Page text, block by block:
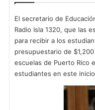
El secretario de
Radio Isla 1320, que las
para recibir a los
presupuestario de
escuelas de Puerto Rico
estudiantes en este